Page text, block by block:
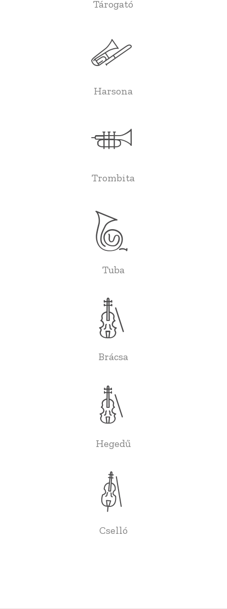
Tárogató
Harsona
Trombita
Tuba
Brácsa
Hegedű
Cselló